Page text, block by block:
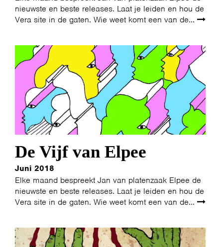
nieuwste en beste releases. Laat je leiden en hou de
Vera site in de gaten. Wie weet komt een van de...
De Vijf van Elpee
Juni 2018
Elke maand bespreekt Jan van platenzaak Elpee de
nieuwste en beste releases. Laat je leiden en hou de
Vera site in de gaten. Wie weet komt een van de...